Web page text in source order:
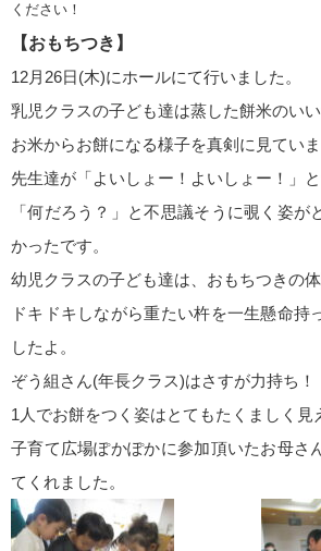
ください！
【おもちつき】
12月26日(木)にホールにて行いました。
乳児クラスの子ども達は蒸した餅米のいい
お米からお餅になる様子を真剣に見ていま
先生達が「よいしょー！よいしょー！」
「何だろう？」と不思議そうに覗く姿が
かったです。
幼児クラスの子ども達は、おもちつきの体
ドキドキしながら重たい杵を一生懸命持
したよ。
ぞう組さん(年長クラス)はさすが力持ち！
1人でお餅をつく姿はとてもたくましく見
子育て広場ぽかぽかに参加頂いたお母さ
てくれました。